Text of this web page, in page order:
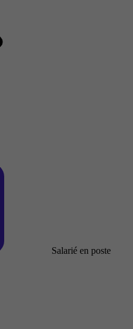
Salarié en poste